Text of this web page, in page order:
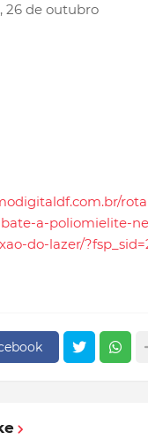
26 de outubro
a-poliomielite-
do-lazer/